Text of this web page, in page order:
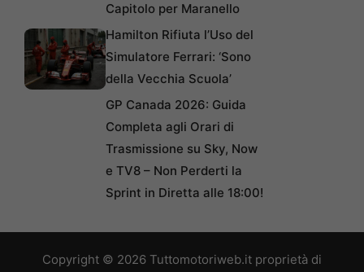
Capitolo per Maranello
Hamilton Rifiuta l’Uso del
Simulatore Ferrari: ‘Sono
della Vecchia Scuola’
GP Canada 2026: Guida
Completa agli Orari di
Trasmissione su Sky, Now
e TV8 – Non Perderti la
Sprint in Diretta alle 18:00!
Copyright © 2026 Tuttomotoriweb.it proprietà di